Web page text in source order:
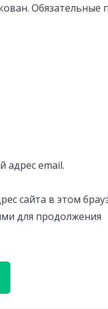
Обязательные
адрес email.
сайта в этом
для продолжения